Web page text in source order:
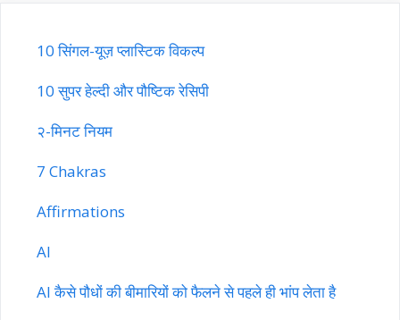
10 सिंगल-यूज़ प्लास्टिक विकल्प
10 सुपर हेल्दी और पौष्टिक रेसिपी
२-मिनट नियम
7 Chakras
Affirmations
AI
AI कैसे पौधों की बीमारियों को फैलने से पहले ही भांप लेता है